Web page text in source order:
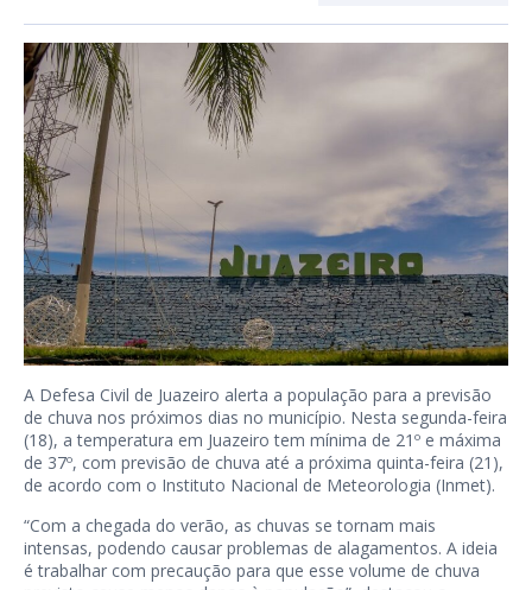
A Defesa Civil de Juazeiro alerta a população para a previsão
de chuva nos próximos dias no município. Nesta segunda-feira
(18), a temperatura em Juazeiro tem mínima de 21º e máxima
de 37º, com previsão de chuva até a próxima quinta-feira (21),
de acordo com o Instituto Nacional de Meteorologia (Inmet).
“Com a chegada do verão, as chuvas se tornam mais
intensas, podendo causar problemas de alagamentos. A ideia
é trabalhar com precaução para que esse volume de chuva